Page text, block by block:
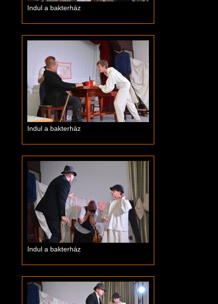
Indul a bakterház
Indul a bakterház
Indul a bakterház